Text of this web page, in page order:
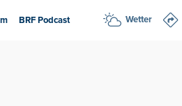
BRF Podcast Wetter